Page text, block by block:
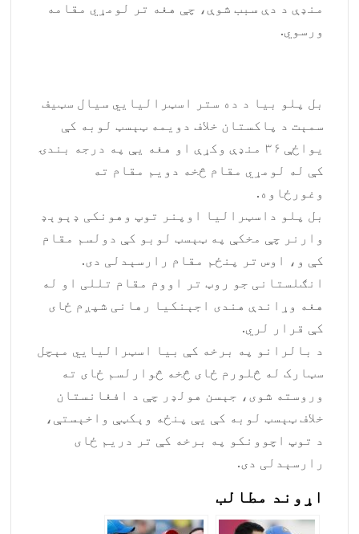
منډې د دې سبب شوې، چې هغه تر لومړي مقامه
ورسوي.
بل پلو بیا د ده ستر اسټرالیایي سیال سټیف
سمېت د پاکستان خلاف دویمه ټېسټ لوبه کې
یواځې ۳۶ منډې وکړې او هغه یې په درجه بندۍ
کې له لومړي مقام څخه دویم مقام ته
وغورځاوه.
بل پلو داسټرالیا اوپنر توپ وهونکی ډېوېډ
وارنر چې مخکې په ټېسټ لوبو کې دولسم مقام
کې و، اوس تر پنځم مقام رارسېدلی دی.
انګلستانی جو روټ تر اووم مقام تللی او له
هغه وړاندې هندی اجېنکیا رهانی شپږم ځای
کې قرار لري.
د بالرانو په برخه کې بیا اسټرالیایي مېچل
سټارک له څلورم ځای څخه څوارلسم ځای ته
وروسته شوی، جېسن هولډر چې د افغانستان
خلاف ټېسټ لوبه کې یې پنځه وېکټې واخېستې،
د توپ اچوونکو په برخه کې تر دریم ځای
رارسېدلی دی.
اړوند مطالب